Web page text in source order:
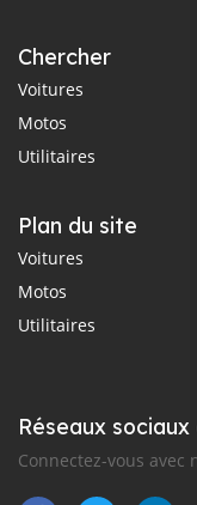
Chercher
Voitures
Motos
Utilitaires
Plan du site
Voitures
Motos
Utilitaires
Réseaux
Connectez-vous avec